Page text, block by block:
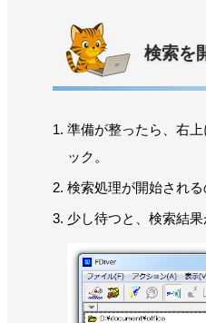
検索を
準備が整ったら、右
ック。
検索処理が開始される
少し待つと、検索結果